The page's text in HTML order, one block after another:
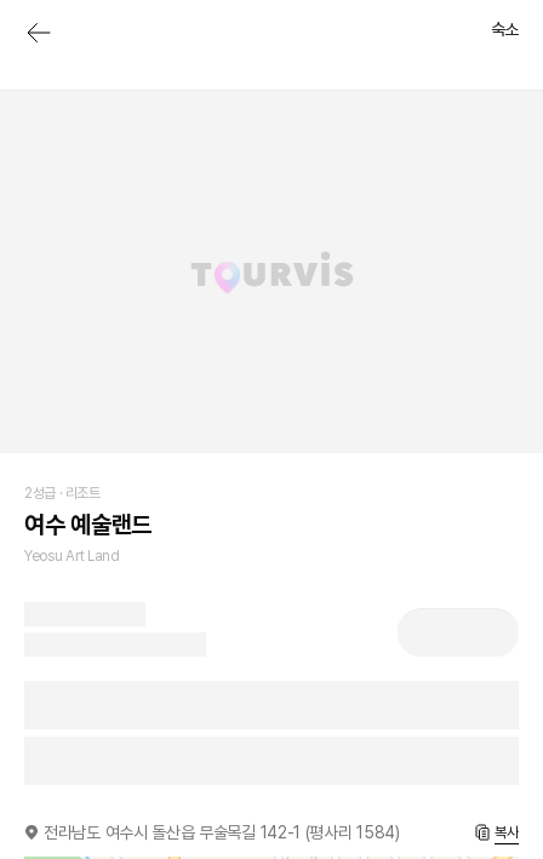
숙소
2성급 · 리조트
여수 예술랜드
Yeosu Art Land
전라남도 여수시 돌산읍 무술목길 142-1 (평사리 1584) 복사